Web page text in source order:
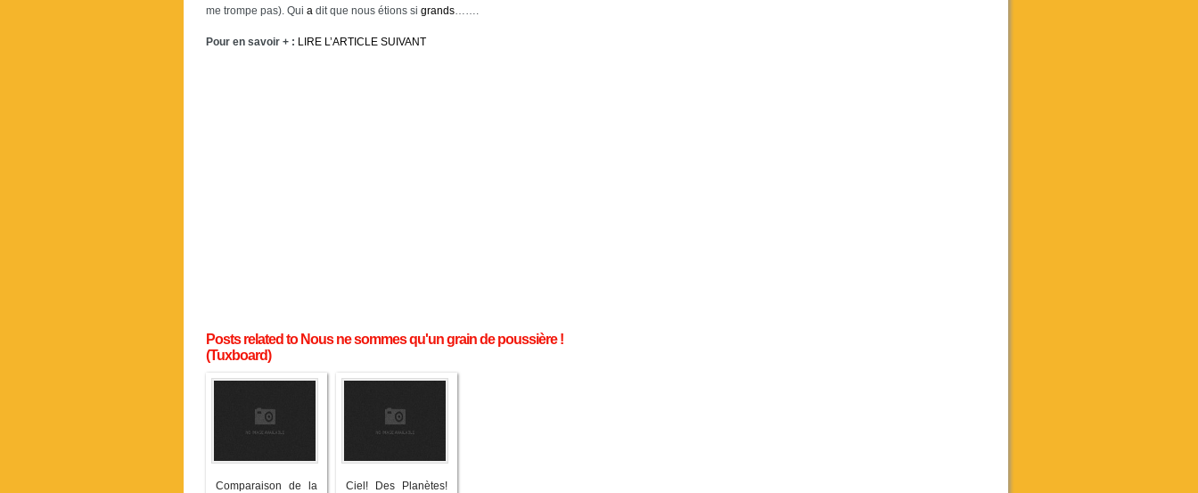
me trompe pas). Qui a dit que nous étions si grands…….
Pour en savoir + : LIRE L’ARTICLE SUIVANT
Posts related to Nous ne sommes qu'un grain de poussière !
(Tuxboard)
Comparaison de la
Ciel! Des Planètes!